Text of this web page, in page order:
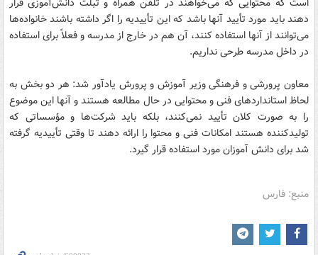
دهند باید مورد تأیید آنها باشد که این تأییدیه را اگر داشته باشند خانواده‌ها
می‌توانند از آنها استفاده کنند، آن هم در خارج از مدرسه و فعلاً برای استفاده
در داخل مدرسه طرحی نداریم.
معاون پرورشی و فرهنگی وزیر آموزش و پرورش یادآور شد: هر دو بخش به
لحاظ استانداردهای فنی و محتوایی در حال مطالعه هستند و آنها این موضوع
را به صورت کلان تأیید نمی‌کنند، بلکه باید شرکت‌ها و مؤسساتی که
تولید‌کننده هستند امکانات فنی و محتوا را ارائه دهند تا وقتی تأییدیه گرفته
شد برای دانش آموزان مورد استفاده قرار گیرد.
منبع: فارس